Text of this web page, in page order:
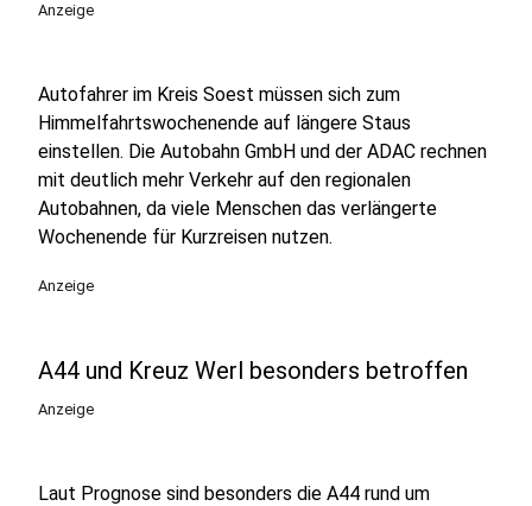
Anzeige
Autofahrer im Kreis Soest müssen sich zum
Himmelfahrtswochenende auf längere Staus
einstellen. Die Autobahn GmbH und der ADAC rechnen
mit deutlich mehr Verkehr auf den regionalen
Autobahnen, da viele Menschen das verlängerte
Wochenende für Kurzreisen nutzen.
Anzeige
A44 und Kreuz Werl besonders betroffen
Anzeige
Laut Prognose sind besonders die A44 rund um